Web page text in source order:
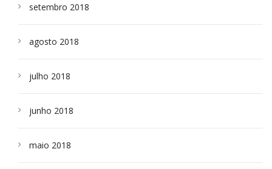
setembro 2018
agosto 2018
julho 2018
junho 2018
maio 2018